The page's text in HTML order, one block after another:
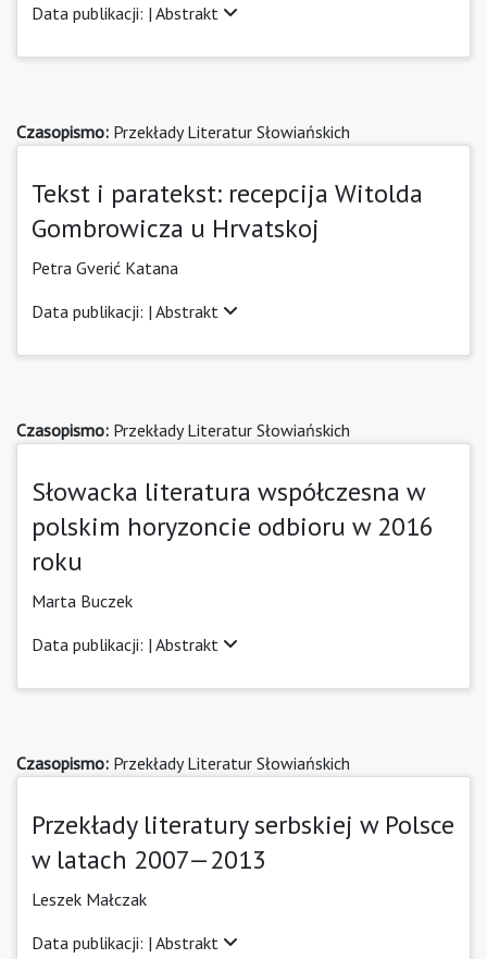
Data publikacji: | Abstrakt
Czasopismo: Przekłady Literatur Słowiańskich
Tekst i paratekst: recepcija Witolda
Gombrowicza u Hrvatskoj
Petra Gverić Katana
Data publikacji: | Abstrakt
Czasopismo: Przekłady Literatur Słowiańskich
Słowacka literatura współczesna w
polskim horyzoncie odbioru w 2016
roku
Marta Buczek
Data publikacji: | Abstrakt
Czasopismo: Przekłady Literatur Słowiańskich
Przekłady literatury serbskiej w Polsce
w latach 2007—2013
Leszek Małczak
Data publikacji: | Abstrakt